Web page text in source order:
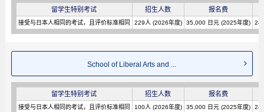
留学生特别考试 招生人数 报名费
接受与日本人相同的考试，且评价标准相同 229人 (2026年度) 35,000 日元 (2025年度)
School of Liberal Arts and ...
留学生特别考试 招生人数 报名费
接受与日本人相同的考试，且评价标准相同 100人 (2026年度) 35,000 日元 (2025年度)